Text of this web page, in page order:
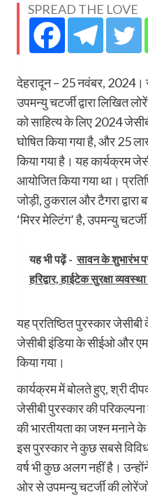
SPREAD THE LOVE
देहरादून – 25 नवंबर, 2024।
उपमन्यु चटर्जी द्वारा लिखित
को साहित्य के लिए 2024
घोषित किया गया है, और 25
किया गया है। यह कार्यक्रम
आयोजित किया गया था।
जोड़ी, ठुकराल और टैगरा द्वारा
‘मिरर मेल्टिंग’ है, उपमन्यु
यह भी पढ़ें - सावन के शुभारंभ
हरिद्वार, हाईटेक सुरक्षा
यह प्रतिष्ठित पुरस्कार
जेसीबी इंडिया के सीईओ और
किया गया।
कार्यक्रम में बोलते हुए, श्री
जेसीबी पुरस्कार की परिकल्पना
की भारतीयता का जश्न मनाने
इस पुरस्कार ने कुछ सबसे
वर्ष भी कुछ अलग नहीं है।
ओर से उपमन्यु चटर्जी की